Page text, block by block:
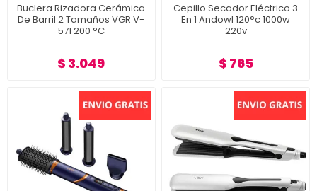
Buclera Rizadora Cerámica
De Barril 2 Tamaños VGR V-
571 200 °C
$ 3.049
Cepillo Secador Eléctrico 3
En 1 Andowl 120°c 1000w
220v
$ 765